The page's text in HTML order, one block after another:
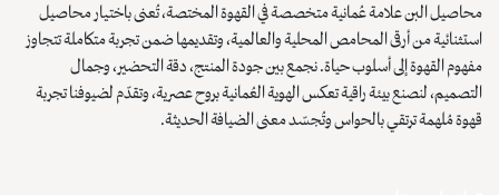
في القهوة المختصة، تُعنى باختيار محاصيل
والعالمية، وتقديمها ضمن تجربة متكاملة تتجاوز
بين جودة المنتج، دقة التحضير، وجمال
العُمانية بروح عصرية، وتقدّم لضيوفنا تجربة
معنى الضيافة الحديثة.